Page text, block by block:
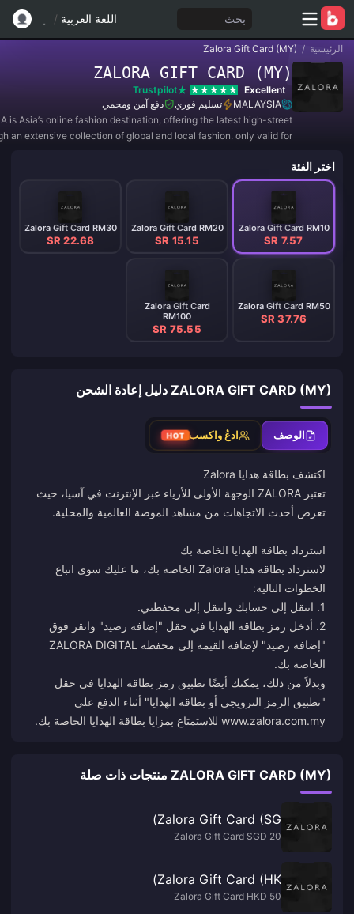
بحث اللغة العربية /
الرئيسية /
Zalora Gift Card (MY)
ZALORA GIFT CARD (MY)
Excellent
Trustpilot
MALAYSIA
تسليم فوري
دفع آمن ومحمي
is Asia’s online fashion destination, offering the latest high-street
an extensive collection of global and local fashion. only valid for
اختر الفئة
Zalora Gift Card RM10
SR 7.57
Zalora Gift Card RM20
SR 15.15
Zalora Gift Card RM30
SR 22.68
Zalora Gift Card RM50
SR 37.76
Zalora Gift Card
RM100
SR 75.55
ZALORA GIFT CARD (MY) دليل إعادة الشحن
الوصف ادعُ واكسب HOT
تعتبر ZALORA الوجهة الأولى للأزياء عبر الإنترنت في آسيا، حيث
لاسترداد بطاقة هدايا Zalora الخاصة بك، ما عليك سوى اتباع
2. أدخل رمز بطاقة الهدايا في حقل "إضافة رصيد" وانقر فوق
"إضافة رصيد" لإضافة القيمة إلى محفظة ZALORA DIGITAL
وبدلاً من ذلك، يمكنك أيضًا تطبيق رمز بطاقة الهدايا في حقل
"تطبيق الرمز الترويجي أو بطاقة الهدايا" أثناء الدفع على
www.zalora.com.my للاستمتاع بمزايا بطاقة الهدايا الخاصة بك.
ZALORA GIFT CARD (MY) منتجات ذات صلة
Zalora Gift Card (SG)
Zalora Gift Card SGD 20
Zalora Gift Card (HK)
Zalora Gift Card HKD 50